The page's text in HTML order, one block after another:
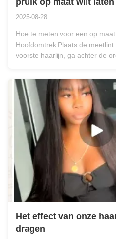
2025-08-28
Hoe te meten voor een op
Hoofdomtrek Plaats de
voorste haarlijn, ga achter de
midden van uw voorste haarlijn,
hoofd, tot ...
Het effect van onze
dragen